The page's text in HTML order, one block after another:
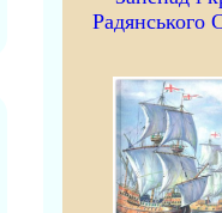
Радянського